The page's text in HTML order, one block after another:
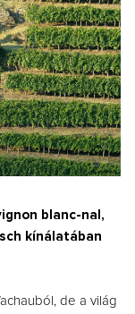
blanc-nal,
kínálatában
de a világ